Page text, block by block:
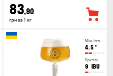
83,90
грн за 1 кг
Міцність
4.5 °
Гіркота
9 IBU